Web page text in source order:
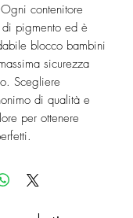
contenitore
pigmento ed è
blocco bambini
sicurezza
Scegliere
di qualità e
per ottenere